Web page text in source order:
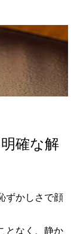
確な解
ずかしさで顔
となく、静か